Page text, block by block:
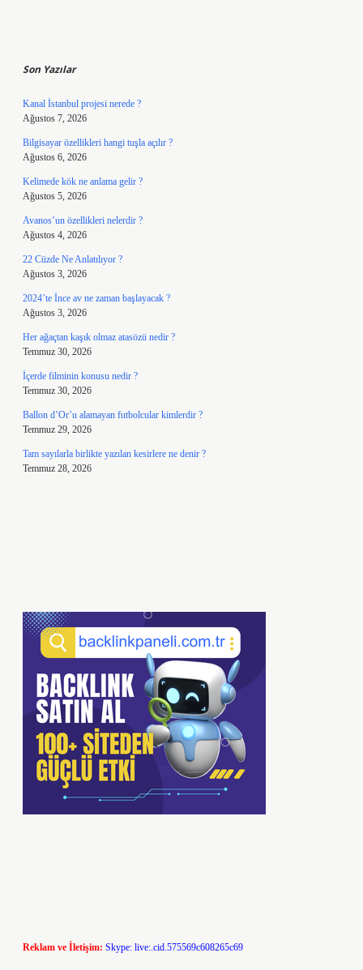
Son Yazılar
Kanal İstanbul projesi nerede ?
Ağustos 7, 2026
Bilgisayar özellikleri hangi tuşla açılır ?
Ağustos 6, 2026
Kelimede kök ne anlama gelir ?
Ağustos 5, 2026
Avanos’un özellikleri nelerdir ?
Ağustos 4, 2026
22 Cüzde Ne Anlatılıyor ?
Ağustos 3, 2026
2024’te İnce av ne zaman başlayacak ?
Ağustos 3, 2026
Her ağaçtan kaşık olmaz atasözü nedir ?
Temmuz 30, 2026
İçerde filminin konusu nedir ?
Temmuz 30, 2026
Ballon d’Or’u alamayan futbolcular kimlerdir ?
Temmuz 29, 2026
Tam sayılarla birlikte yazılan kesirlere ne denir ?
Temmuz 28, 2026
Reklam ve İletişim: Skype: live:.cid.575569c608265c69